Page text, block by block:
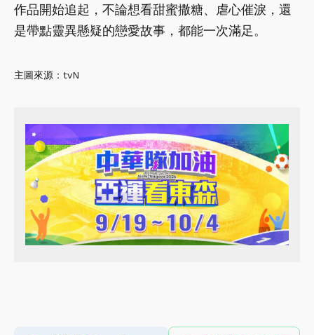
作品開始追起，不論想看甜蜜撒糖、虐心催淚，還
是帶點靈異懸疑的戀愛故事，都能一次滿足。
主圖來源：tvN